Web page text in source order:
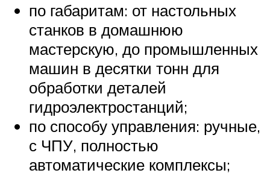
по габаритам: от настольных
станков в домашнюю
мастерскую, до промышленных
машин в десятки тонн для
обработки деталей
гидроэлектростанций;
по способу управления: ручные,
с ЧПУ, полностью
автоматические комплексы;